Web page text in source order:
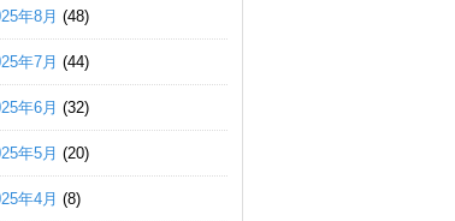
年8月 (48)
年7月 (44)
年6月 (32)
年5月 (20)
年4月 (8)